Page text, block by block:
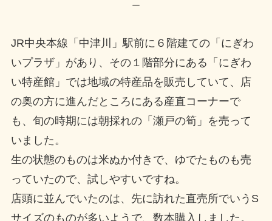
ー
JR中央本線「中津川」駅前に６階建ての「にぎわ
いプラザ」があり、その１階部分にある「にぎわ
い特産館」では地域の特産品を販売していて、店
の奥の方に進んだところにある産直コーナーで
も、旬の時期には朝採れの「瀬戸の筍」を売って
いました。
生の状態のものは米ぬか付きで、ゆでたものも売
っていたので、試しやすいですね。
店頭に並んでいたのは、先に訪れた直売所でいうS
サイズのものが多いようで、数本購入しました。